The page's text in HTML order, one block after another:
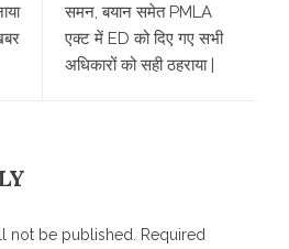
समन, बयान समेत PMLA
एक्ट में ED को दिए गए सभी
अधिकारों को सही ठहराया |
not be published.
Required